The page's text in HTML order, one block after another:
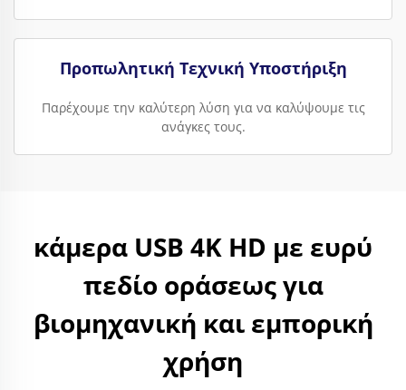
Προπωλητική Τεχνική Υποστήριξη
Παρέχουμε την καλύτερη λύση για να καλύψουμε τις
ανάγκες τους.
κάμερα USB 4K HD με ευρύ
πεδίο οράσεως για
βιομηχανική και εμπορική
χρήση